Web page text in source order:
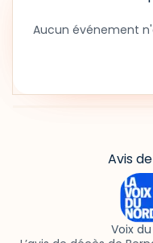
Aucun événement
Avis
Voix